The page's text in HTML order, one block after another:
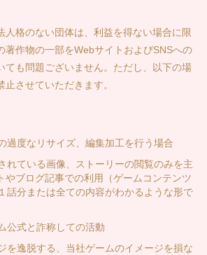
人格のない団体は、利益を得ない場合に限
著作物の一部をWebサイトおよびSNSへの
ても問題ございません。ただし、以下の場
させていただきます。
過度なリサイズ、編集加工を行う場合
れている画像、ストーリーの閲覧のみを主
やブログ記事での利用（ゲームコンテンツ
話分または全ての内容がわかるような形で
公式と詐称しての活動
を逸脱する、当社ゲームのイメージを損な